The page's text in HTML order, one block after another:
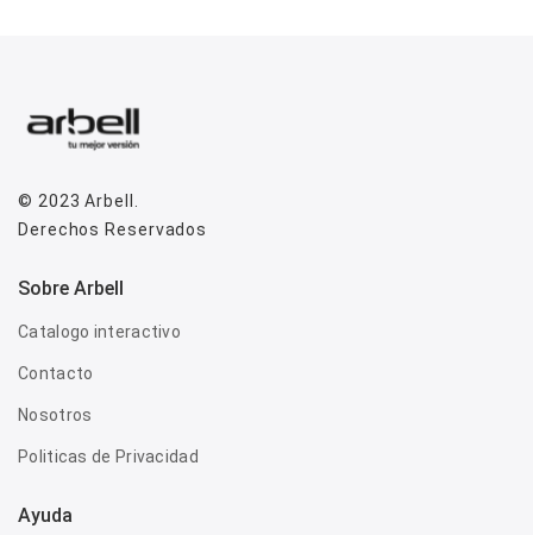
© 2023Arbell
Derechos Reservados
Sobre Arbell
Catalogo interactivo
Contacto
Nosotros
Politicas de Privacidad
Ayuda